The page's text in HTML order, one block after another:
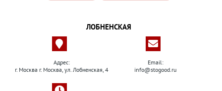
ЛОБНЕНСКАЯ
Адрес:
г. Москва г. Москва, ул. Лобненская, 4
Email:
info@stogood.ru